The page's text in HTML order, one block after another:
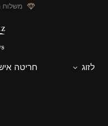
משלוח
לזוג חריטה